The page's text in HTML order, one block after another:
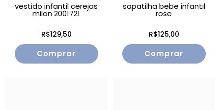
vestido infantil cerejas
milon 2001721
R$129,50
Comprar
sapatilha bebe infantil
rose
R$125,00
Comprar